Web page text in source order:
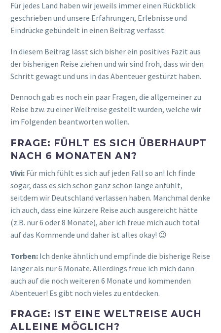
Für jedes Land haben wir jeweils immer einen Rückblick
geschrieben und unsere Erfahrungen, Erlebnisse und
Eindrücke gebündelt in einen Beitrag verfasst.
In diesem Beitrag lässt sich bisher ein positives Fazit aus
der bisherigen Reise ziehen und wir sind froh, dass wir den
Schritt gewagt und uns in das Abenteuer gestürzt haben.
Dennoch gab es noch ein paar Fragen, die allgemeiner zu
Reise bzw. zu einer Weltreise gestellt wurden, welche wir
im Folgenden beantworten wollen.
FRAGE: FÜHLT ES SICH ÜBERHAUPT
NACH 6 MONATEN AN?
Vivi: Für mich fühlt es sich auf jeden Fall so an! Ich finde
sogar, dass es sich schon ganz schön lange anfühlt,
seitdem wir Deutschland verlassen haben. Manchmal denke
ich auch, dass eine kürzere Reise auch ausgereicht hätte
(z.B. nur 6 oder 8 Monate), aber ich freue mich auch total
auf das Kommende und daher ist alles okay! 😉
Torben: Ich denke ähnlich und empfinde die bisherige Reise
länger als nur 6 Monate. Allerdings freue ich mich dann
auch auf die noch weiteren 6 Monate und kommenden
Abenteuer! Es gibt noch vieles zu entdecken.
FRAGE: IST EINE WELTREISE AUCH
ALLEINE MÖGLICH?